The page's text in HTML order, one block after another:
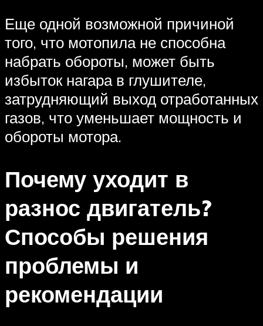
Еще одной возможной причиной
того, что мотопила не способна
набрать обороты, может быть
избыток нагара в глушителе,
затрудняющий выход отработанных
газов, что уменьшает мощность и
обороты мотора.
Почему уходит в
разнос двигатель?
Способы решения
проблемы и
рекомендации